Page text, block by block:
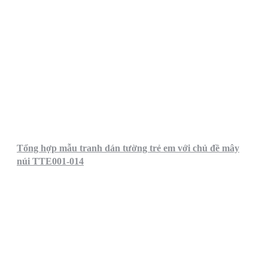
Tổng hợp mẫu tranh dán tường trẻ em với chủ đề mây
núi TTE001-014